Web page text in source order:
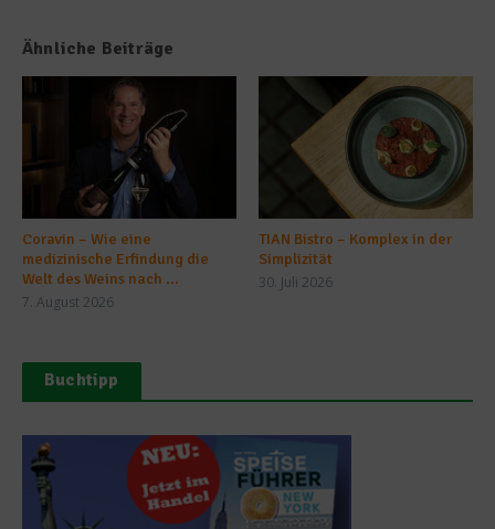
Ähnliche Beiträge
Coravin – Wie eine
medizinische Erfindung die
Welt des Weins nach ...
7. August 2026
TIAN Bistro – Komplex in der
Simplizität
30. Juli 2026
Buchtipp